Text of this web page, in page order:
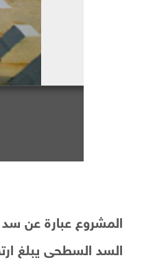
المشروع عبارة عن